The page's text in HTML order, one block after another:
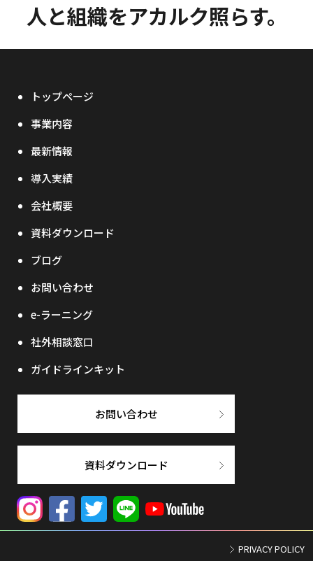
人と組織をアカルク照らす。
トップページ
事業内容
最新情報
導入実績
会社概要
資料ダウンロード
ブログ
お問い合わせ
e-ラーニング
社外相談窓口
ガイドラインキット
お問い合わせ
資料ダウンロード
PRIVACY POLICY